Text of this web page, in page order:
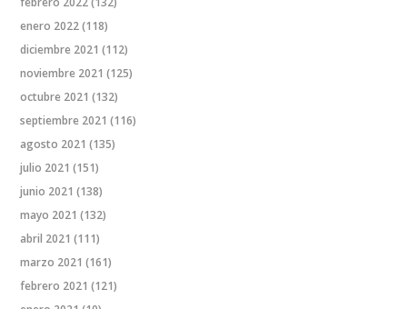
enero 2022(118)
diciembre 2021 (112)
noviembre 2021 (125)
octubre 2021 (132)
septiembre 2021 (116)
agosto 2021 (135)
julio 2021 (151)
junio 2021 (138)
mayo 2021 (132)
abril 2021 (111)
marzo 2021 (161)
febrero 2021 (121)